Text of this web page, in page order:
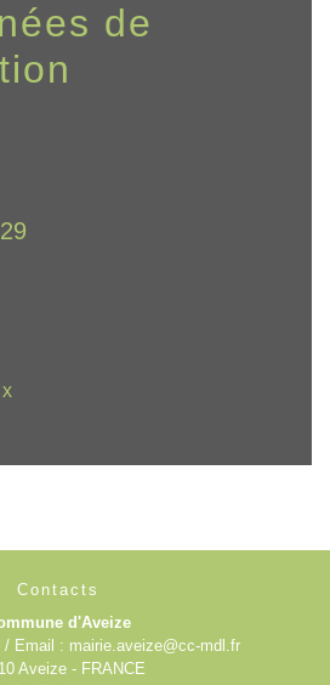
de
Contacts
d'Aveize
/ Email : mairie.aveize@cc-mdl.fr
Aveize - FRANCE